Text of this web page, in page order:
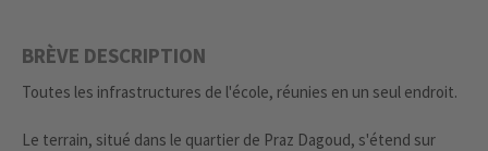
BRÈVE DESCRIPTION
Toutes les infrastructures de l'école, réunies en un seul endroit.
Le terrain, situé dans le quartier de Praz Dagoud, s'étend sur